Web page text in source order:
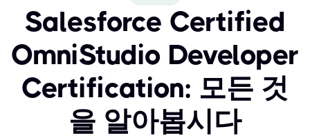
Salesforce Certified
OmniStudio Developer
Certification: 모든 것
을 알아봅시다